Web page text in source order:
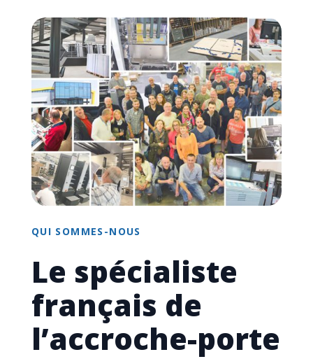
QUI SOMMES-NOUS
Le spécialiste
français de
l’accroche-porte